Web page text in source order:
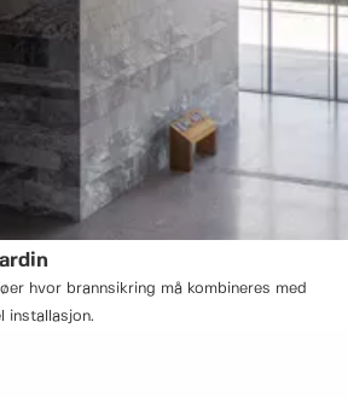
hvor brannsikring må kombineres med
installasjon.